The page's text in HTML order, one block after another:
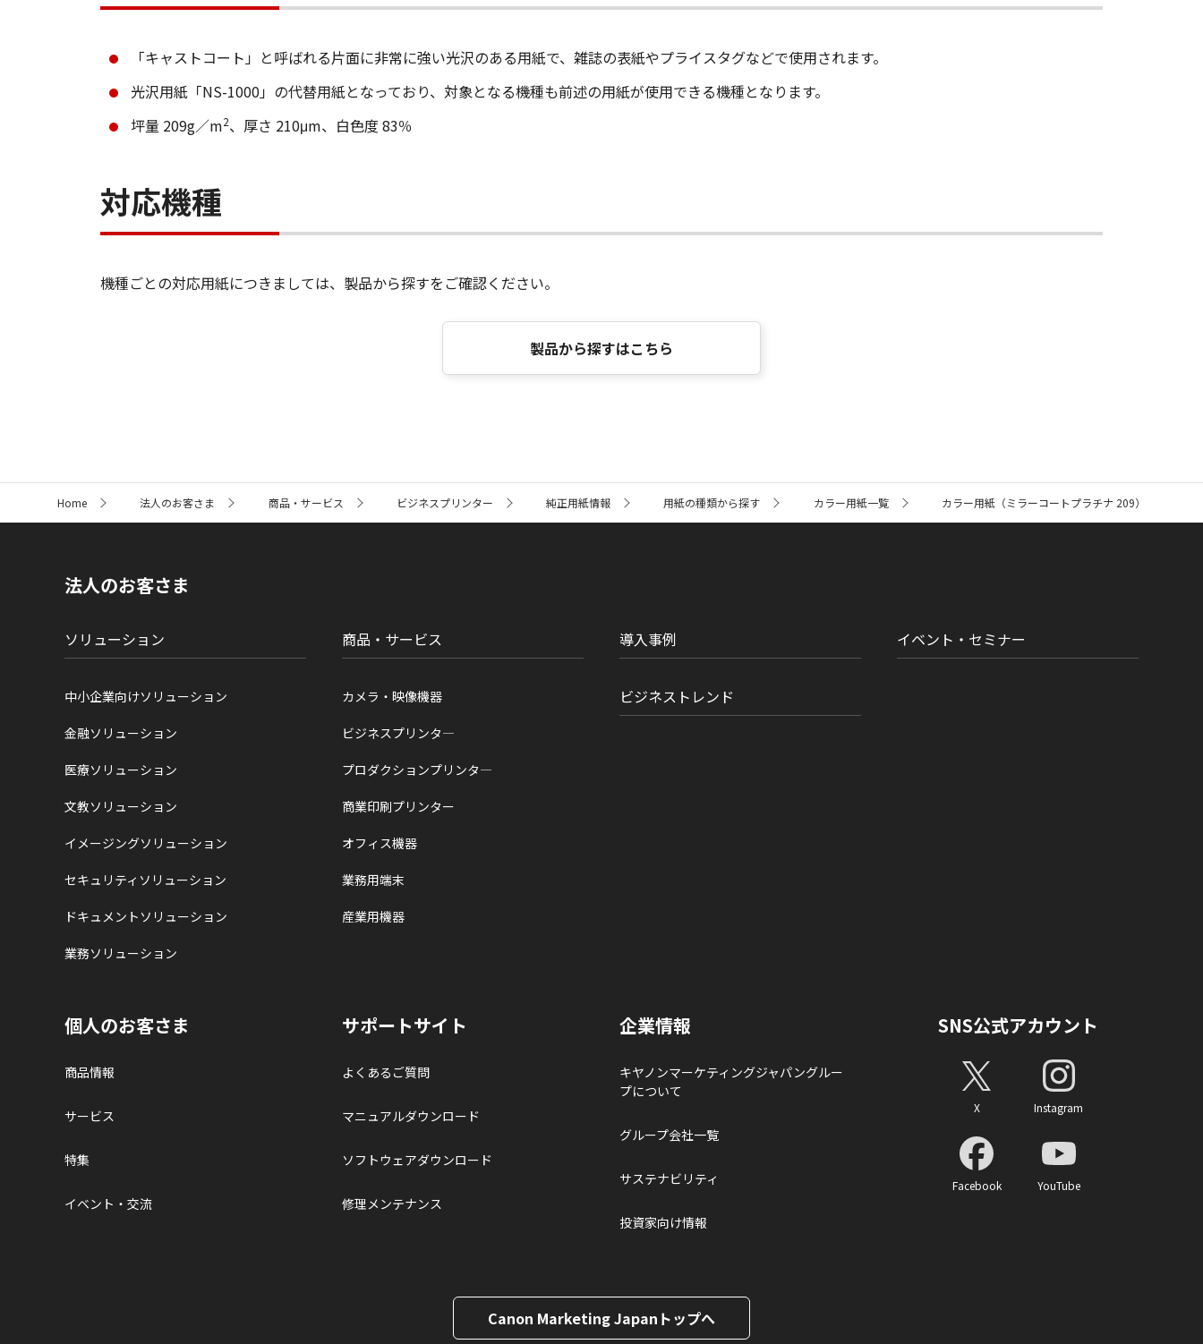
「キャストコート」と呼ばれる片面に非常に強い光沢のある用紙で、雑誌の表紙やプライスタグなどで使用されます。
光沢用紙「NS-1000」の代替用紙となっており、対象となる機種も前述の用紙が使用できる機種となります。
坪量 209g／m2、厚さ 210μm、白色度 83％
対応機種
機種ごとの対応用紙につきましては、製品から探すをご確認ください。
製品から探すはこちら
ト
Home 法人のお客さま 商品・サービス ビジネスプリンター 純正用紙情報 用紙の種類から探す カラー用紙一覧 カラー用紙（ミラーコートプラチナ 209）
法人のお客さま
ソリューション
中小企業向けソリューション
金融ソリューション
医療ソリューション
文教ソリューション
イメージングソリューション
セキュリティソリューション
ドキュメントソリューション
業務ソリューション
商品・サービス
カメラ・映像機器
ビジネスプリンタ―
プロダクションプリンタ―
商業印刷プリンター
オフィス機器
業務用端末
産業用機器
導入事例
ビジネストレンド
イベント・セミナー
個人のお客さま
商品情報
サービス
特集
イベント・交流
サポートサイト
よくあるご質問
マニュアルダウンロード
ソフトウェアダウンロード
修理メンテナンス
企業情報
キヤノンマーケティングジャパングルー
プについて
グループ会社一覧
サステナビリティ
投資家向け情報
SNS公式アカウント
X Instagram
Facebook YouTube
Canon Marketing Japanトップへ